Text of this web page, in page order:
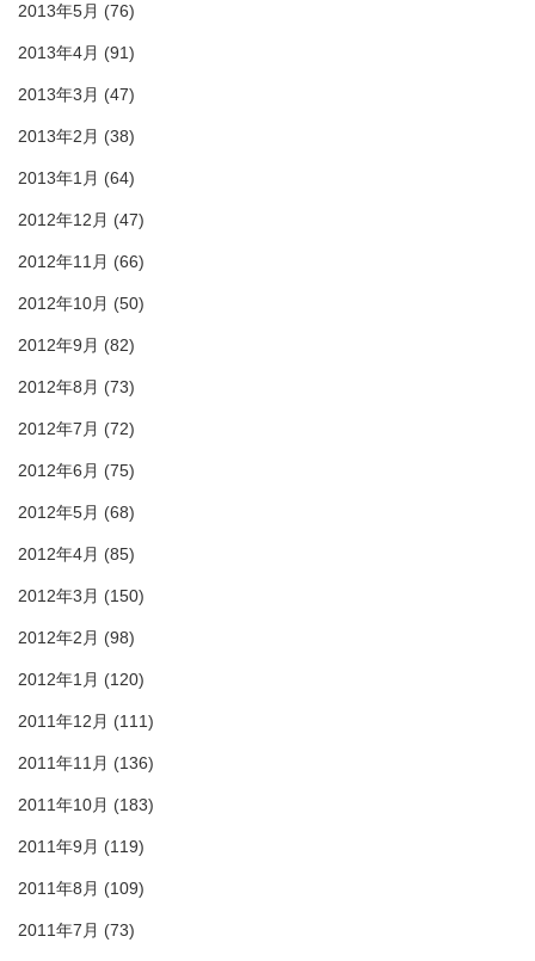
2013年5月 (76)
2013年4月 (91)
2013年3月 (47)
2013年2月 (38)
2013年1月 (64)
2012年12月 (47)
2012年11月 (66)
2012年10月 (50)
2012年9月 (82)
2012年8月 (73)
2012年7月 (72)
2012年6月 (75)
2012年5月 (68)
2012年4月 (85)
2012年3月 (150)
2012年2月 (98)
2012年1月 (120)
2011年12月 (111)
2011年11月 (136)
2011年10月 (183)
2011年9月 (119)
2011年8月 (109)
2011年7月 (73)